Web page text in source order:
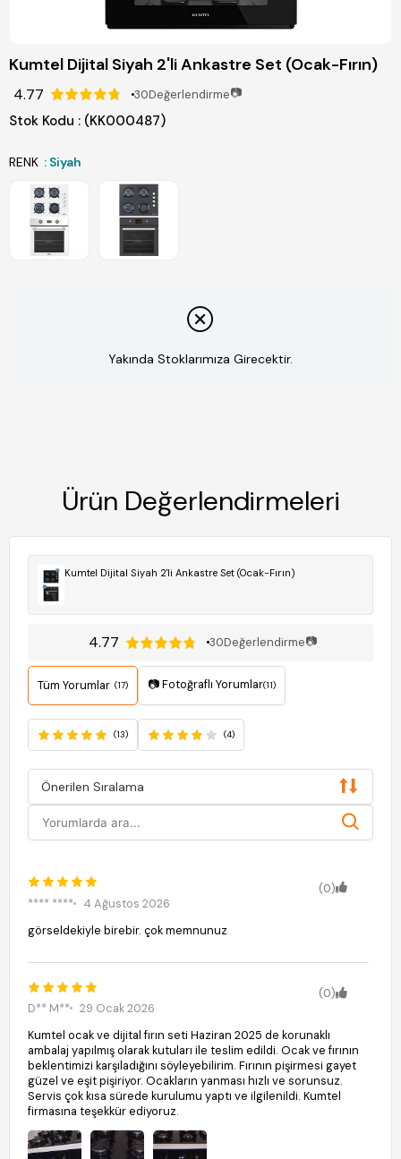
Kumtel Dijital Siyah 2'li Ankastre Set (Ocak-Fırın)
4.77 30Değerlendirme📷
Stok Kodu (KK000487)
RENK : Siyah
Yakında Stoklarımıza Girecektir.
Ürün Değerlendirmeleri
Kumtel Dijital Siyah 2'li Ankastre Set (Ocak-Fırın)
4.77 30Değerlendirme📷
Tüm Yorumlar (17) 📷 Fotoğraflı Yorumlar(11)
(13) (4)
Önerilen Sıralama
(0)
**** ****
4 Ağustos 2026
görseldekiyle birebir. çok memnunuz
(0)
D** M**
29 Ocak 2026
Kumtel ocak ve dijital fırın seti Haziran 2025 de korunaklı
ambalaj yapılmış olarak kutuları ile teslim edildi. Ocak ve fırının
beklentimizi karşıladığını söyleyebilirim. Fırının pişirmesi gayet
güzel ve eşit pişiriyor. Ocakların yanması hızlı ve sorunsuz.
Servis çok kısa sürede kurulumu yaptı ve ilgilenildi. Kumtel
firmasına teşekkür ediyoruz.